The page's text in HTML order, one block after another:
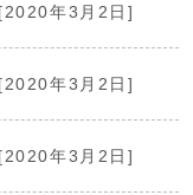
[2020年3月2日]
[2020年3月2日]
[2020年3月2日]